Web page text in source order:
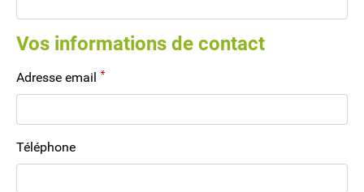
Vos informations de contact
Adresse email
Téléphone